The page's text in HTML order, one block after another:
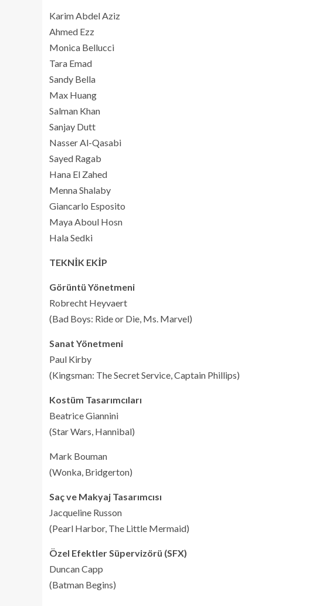
Karim Abdel Aziz
Ahmed Ezz
Monica Bellucci
Tara Emad
Sandy Bella
Max Huang
Salman Khan
Sanjay Dutt
Nasser Al-Qasabi
Sayed Ragab
Hana El Zahed
Menna Shalaby
Giancarlo Esposito
Maya Aboul Hosn
Hala Sedki
TEKNİK EKİP
Görüntü Yönetmeni
Robrecht Heyvaert
(Bad Boys: Ride or Die, Ms. Marvel)
Sanat Yönetmeni
Paul Kirby
(Kingsman: The Secret Service, Captain Phillips)
Kostüm Tasarımcıları
Beatrice Giannini
(Star Wars, Hannibal)
Mark Bouman
(Wonka, Bridgerton)
Saç ve Makyaj Tasarımcısı
Jacqueline Russon
(Pearl Harbor, The Little Mermaid)
Özel Efektler Süpervizörü (SFX)
Duncan Capp
(Batman Begins)